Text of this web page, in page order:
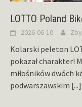
LOTTO Poland
2026-06-10
Kolarski peleton
pokazał charakter!
miłośników dwóch
podwarszawskim [...]